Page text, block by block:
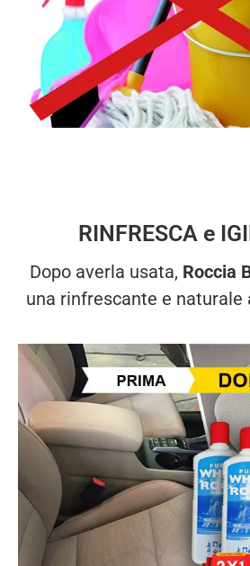
RINFRESCA e
Dopo averla usata, Roccia
una rinfrescante e naturale